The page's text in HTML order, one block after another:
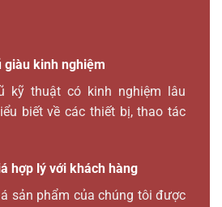
giàu kinh nghiệm
kỹ thuật có kinh nghiệm lâu
biết về các thiết bị, thao tác
hợp lý với khách hàng
sản phẩm của chúng tôi được